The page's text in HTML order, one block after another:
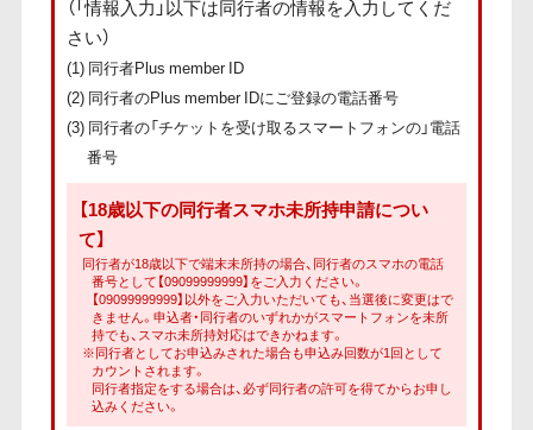
（「情報入力」以下は同行者の情報を入力してくだ
さい）
(1) 同行者Plus member ID
(2) 同行者のPlus member IDにご登録の電話番号
(3) 同行者の「チケットを受け取るスマートフォンの」電話
番号
【18歳以下の同行者スマホ未所持申請につい
て】
同行者が18歳以下で端末未所持の場合、同行者のスマホの電話
番号として【09099999999】をご入力ください。
【09099999999】以外をご入力いただいても、当選後に変更はで
きません。申込者・同行者のいずれかがスマートフォンを未所
持でも、スマホ未所持対応はできかねます。
※同行者としてお申込みされた場合も申込み回数が1回として
カウントされます。
同行者指定をする場合は、必ず同行者の許可を得てからお申し
込みください。